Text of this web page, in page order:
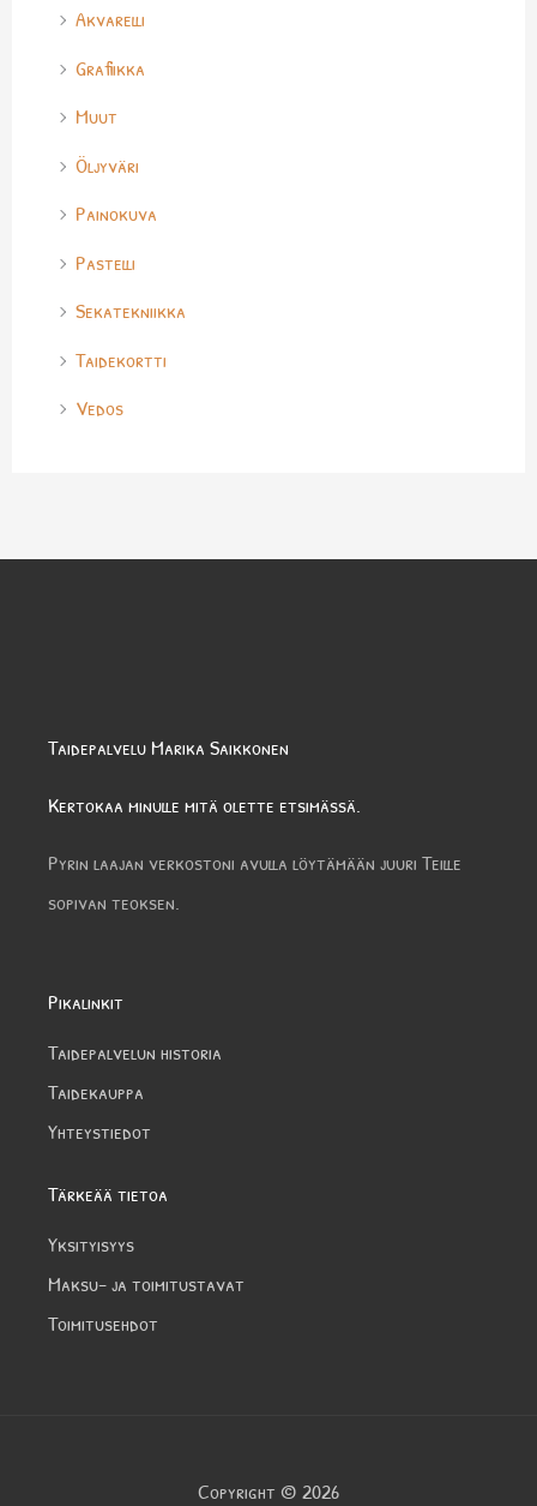
Akvarelli
Grafiikka
Muut
Öljyväri
Painokuva
Pastelli
Sekatekniikka
Taidekortti
Vedos
Taidepalvelu Marika Saikkonen
Kertokaa minulle mitä olette etsimässä.
Pyrin laajan verkostoni avulla löytämään juuri Teille
sopivan teoksen.
Pikalinkit
Taidepalvelun historia
Taidekauppa
Yhteystiedot
Tärkeää tietoa
Yksityisyys
Maksu- ja toimitustavat
Toimitusehdot
Copyright © 2026